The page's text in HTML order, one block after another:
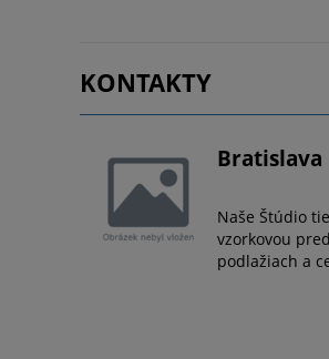
KONTAKTY
Bratislava
Naše Štúdio
vzorkovou
podlažiach a